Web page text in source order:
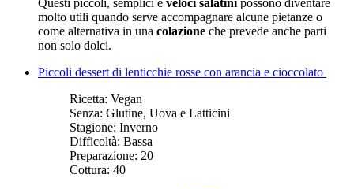
Questi piccoli, semplici e veloci salatini possono diventare
molto utili quando serve accompagnare alcune pietanze o
come alternativa in una colazione che prevede anche parti
non solo dolci.
Piccoli dessert di lenticchie rosse con arancia e cioccolato
Ricetta: Vegan
Senza: Glutine, Uova e Latticini
Stagione: Inverno
Difficoltà: Bassa
Preparazione: 20
Cottura: 40